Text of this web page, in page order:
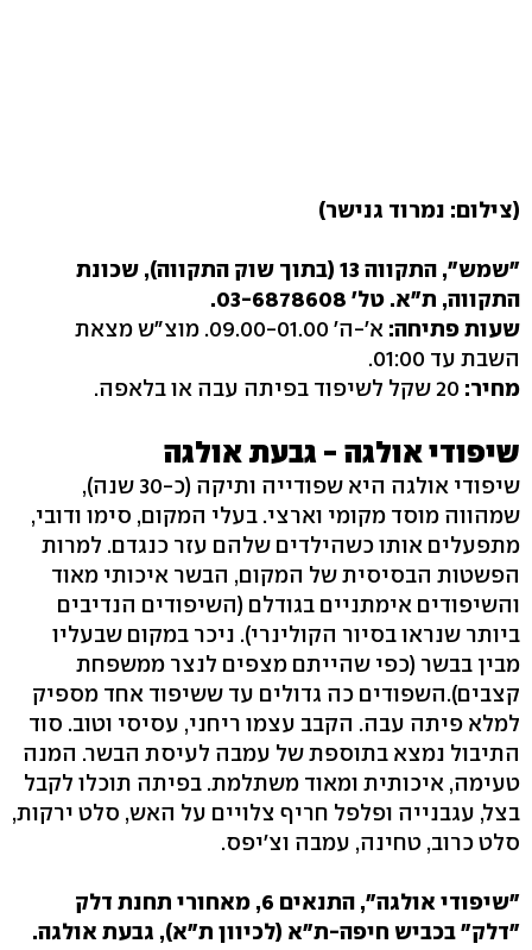
(צילום: נמרוד גנישר)
"שמש", התקווה 13 (בתוך שוק התקווה), שכונת
התקווה, ת"א. טל' 03-6878608.
שעות פתיחה:
א'-ה' 09.00-01.00. מוצ"ש מצאת
השבת עד 01:00.
מחיר:
שיפודי אולגה - גבעת אולגה
שיפודי אולגה היא שפודייה ותיקה (כ-30 שנה),
שמהווה מוסד מקומי וארצי. בעלי המקום, סימו ודובי,
מתפעלים אותו כשהילדים שלהם עזר כנגדם. למרות
הפשטות הבסיסית של המקום, הבשר איכותי מאוד
והשיפודים אימתניים בגודלם (השיפודים הנדיבים
ביותר שנראו בסיור הקולינרי). ניכר במקום שבעליו
מבין בבשר (כפי שהייתם מצפים לנצר ממשפחת
קצבים).השפודים כה גדולים עד ששיפוד אחד מספיק
למלא פיתה עבה. הקבב עצמו ריחני, עסיסי וטוב. סוד
התיבול נמצא בתוספת של עמבה לעיסת הבשר. המנה
טעימה, איכותית ומאוד משתלמת. בפיתה תוכלו לקבל
בצל, עגבנייה ופלפל חריף צלויים על האש, סלט ירקות,
סלט כרוב, טחינה, עמבה וצ'יפס.
"שיפודי אולגה",
התנאים 6, מאחורי תחנת דלק
"דלק" בכביש חיפה-ת"א (לכיוון ת"א), גבעת אולגה.